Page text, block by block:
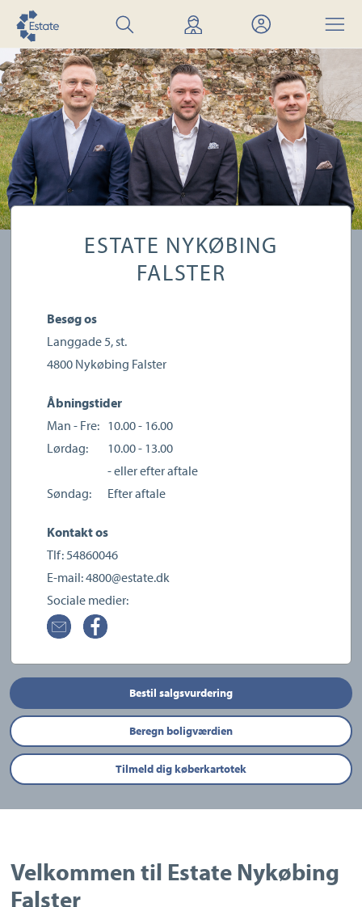
Søg
bolig
Find
mægler
Mit
Estate
Menu
ESTATE NYKØBING
FALSTER
Besøg os
Langgade 5, st.
4800 Nykøbing Falster
Åbningstider
Man - Fre: 10.00 - 16.00
Lørdag:
10.00 - 13.00
- eller efter aftale
Søndag:
Efter aftale
Kontakt os
Tlf:54860046
E-mail:4800@estate.dk
Sociale medier:
Bestil salgsvurdering
Beregn boligværdien
Tilmeld dig køberkartotek
Velkommen til Estate Nykøbing
Falster